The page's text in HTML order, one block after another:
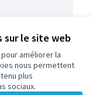
sur le site web
améliorer la
nous permettent
plus
sociaux.